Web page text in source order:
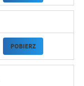
POBIERZ